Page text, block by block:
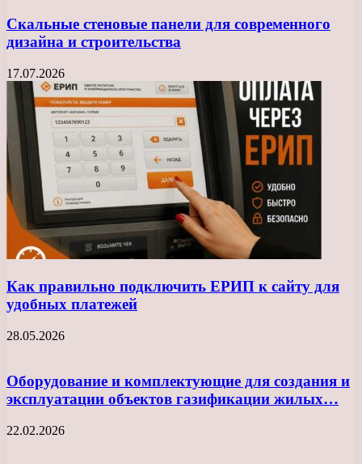
Скальные стеновые панели для современного
дизайна и строительства
17.07.2026
Как правильно подключить ЕРИП к сайту для
удобных платежей
28.05.2026
Оборудование и комплектующие для создания и
эксплуатации объектов газификации жилых…
22.02.2026